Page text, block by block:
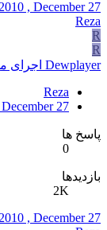
2010 , December 27
Reza
R
R
Dewplayer اجرای موزیک آنلاین Flash
Reza
27
پاسخ ها
0
بازدیدها
2K
2010 , December 27